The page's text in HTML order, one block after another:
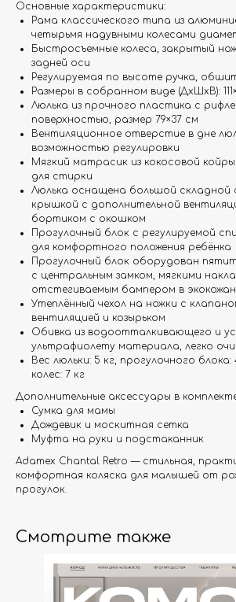
Основные характеристики:
Рама классического типа из
четырьмя надувными колесами
Быстросъемные колеса, закрытый
задней оси
Регулируемая по высоте ручка,
Размеры в собранном виде (ДхШхВ):
Люлька из прочного пластика с
поверхностью, размер 79×37 см
Вентиляционное отверстие в дне
возможностью регулировки
Мягкий матрасик из кокосовой
для стирки
Люлька оснащена большой складной
крышкой с дополнительной
бортиком с окошком
Прогулочный блок с регулируемой
для комфортного положения ребёнка
Прогулочный блок оборудован
с центральным замком, мягкими
отстегиваемым бампером в
Утеплённый чехол на ножки с
вентиляцией и козырьком
Обивка из водоотталкивающего и
ультрафиолету материала, легко
Вес люльки: 5 кг, прогулочного блока:
колес: 7 кг
Дополнительные аксессуары в
Сумка для мамы
Дождевик и москитная сетка
Муфта на руки и подстаканник
Adamex Chantal Retro — стильная,
комфортная коляска для малышей от
прогулок.
Смотрите также